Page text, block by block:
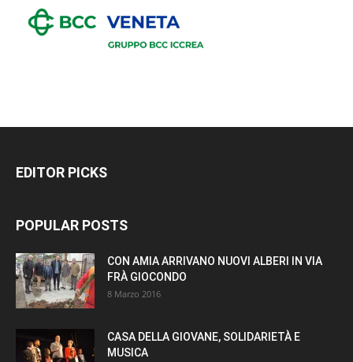
EDITOR PICKS
POPULAR POSTS
CON AMIA ARRIVANO NUOVI ALBERI IN VIA
FRÀ GIOCONDO
8 Marzo 2016
CASA DELLA GIOVANE, SOLIDARIETÀ E
MUSICA